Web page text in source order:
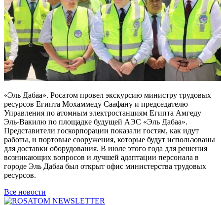
«Эль Дабаа». Росатом провел экскурсию министру трудовых
ресурсов Египта Мохаммеду Саафану и председателю
Управления по атомным электростанциям Египта Амгеду
Эль-Вакилю по площадке будущей АЭС «Эль Дабаа».
Представители госкорпорации показали гостям, как идут
работы, и портовые сооружения, которые будут использованы
для доставки оборудования. В июле этого года для решения
возникающих вопросов и лучшей адаптации персонала в
городе Эль Дабаа был открыт офис министерства трудовых
ресурсов.
Все новости